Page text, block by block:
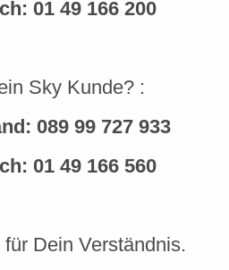
01 49 166 200
Sky Kunde? :
089 99 727 933
01 49 166 560
Dein Verständnis.